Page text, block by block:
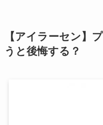
【アイラーセン】
うと後悔する？